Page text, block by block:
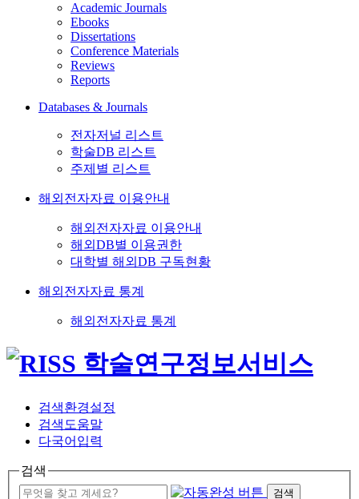
Academic Journals
Ebooks
Dissertations
Conference Materials
Reviews
Reports
Databases & Journals
전자저널 리스트
학술DB 리스트
주제별 리스트
해외전자자료 이용안내
해외전자자료 이용안내
해외DB별 이용권한
대학별 해외DB 구독현황
해외전자자료 통계
해외전자자료 통계
검색환경설정
검색도움말
다국어입력
검색
검색